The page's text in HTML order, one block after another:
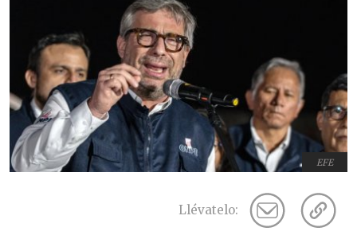
EFE
Llévatelo: